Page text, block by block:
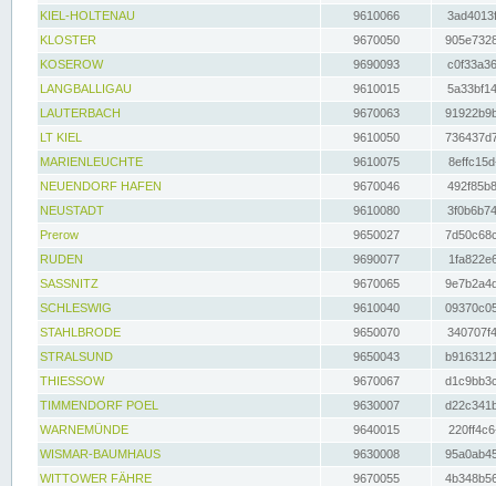
KIEL-HOLTENAU
9610066
KLOSTER
9670050
KOSEROW
9690093
LANGBALLIGAU
9610015
LAUTERBACH
9670063
LT KIEL
9610050
MARIENLEUCHTE
9610075
NEUENDORF HAFEN
9670046
NEUSTADT
9610080
Prerow
9650027
RUDEN
9690077
SASSNITZ
9670065
SCHLESWIG
9610040
STAHLBRODE
9650070
STRALSUND
9650043
THIESSOW
9670067
TIMMENDORF POEL
9630007
WARNEMÜNDE
9640015
WISMAR-BAUMHAUS
9630008
WITTOWER FÄHRE
9670055